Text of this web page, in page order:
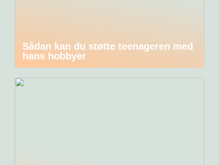
Sådan kan du støtte teenageren med
hans hobbyer